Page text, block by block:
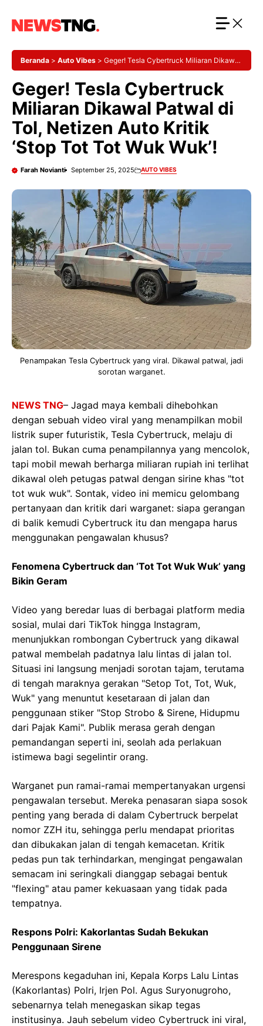
Beranda > Auto Vibes > Geger! Tesla Cybertruck Miliaran Dikawal
Geger! Tesla Cybertruck
Miliaran Dikawal Patwal di
Tol, Netizen Auto Kritik
‘Stop Tot Tot Wuk Wuk’!
Farah Novianti September 25, 2025 AUTO VIBES
Penampakan Tesla Cybertruck yang viral. Dikawal patwal, jadi
sorotan warganet.
NEWS TNG– Jagad maya kembali dihebohkan
dengan sebuah video viral yang menampilkan mobil
listrik super futuristik, Tesla Cybertruck, melaju di
jalan tol. Bukan cuma penampilannya yang mencolok,
tapi mobil mewah berharga miliaran rupiah ini terlihat
dikawal oleh petugas patwal dengan sirine khas "tot
tot wuk wuk". Sontak, video ini memicu gelombang
pertanyaan dan kritik dari warganet: siapa gerangan
di balik kemudi Cybertruck itu dan mengapa harus
menggunakan pengawalan khusus?
Fenomena Cybertruck dan ‘Tot Tot Wuk Wuk’ yang
Bikin Geram
Video yang beredar luas di berbagai platform media
sosial, mulai dari TikTok hingga Instagram,
menunjukkan rombongan Cybertruck yang dikawal
patwal membelah padatnya lalu lintas di jalan tol.
Situasi ini langsung menjadi sorotan tajam, terutama
di tengah maraknya gerakan "Setop Tot, Tot, Wuk,
Wuk" yang menuntut kesetaraan di jalan dan
penggunaan stiker "Stop Strobo & Sirene, Hidupmu
dari Pajak Kami". Publik merasa gerah dengan
pemandangan seperti ini, seolah ada perlakuan
istimewa bagi segelintir orang.
Warganet pun ramai-ramai mempertanyakan urgensi
pengawalan tersebut. Mereka penasaran siapa sosok
penting yang berada di dalam Cybertruck berpelat
nomor ZZH itu, sehingga perlu mendapat prioritas
dan dibukakan jalan di tengah kemacetan. Kritik
pedas pun tak terhindarkan, mengingat pengawalan
semacam ini seringkali dianggap sebagai bentuk
"flexing" atau pamer kekuasaan yang tidak pada
tempatnya.
Respons Polri: Kakorlantas Sudah Bekukan
Penggunaan Sirene
Merespons kegaduhan ini, Kepala Korps Lalu Lintas
(Kakorlantas) Polri, Irjen Pol. Agus Suryonugroho,
sebenarnya telah menegaskan sikap tegas
institusinya. Jauh sebelum video Cybertruck ini viral,